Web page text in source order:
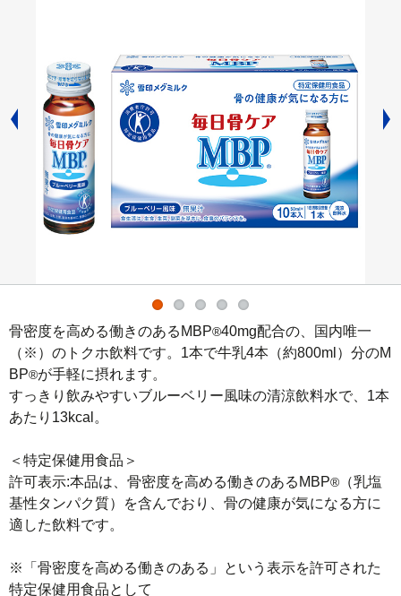
骨密度を高める働きのあるMBP®40mg配合の、国内唯一
（※）のトクホ飲料です。1本で牛乳4本（約800ml）分のM
BP®が手軽に摂れます。
すっきり飲みやすいブルーベリー風味の清涼飲料水で、1本
あたり13kcal。
＜特定保健用食品＞
許可表示:本品は、骨密度を高める働きのあるMBP® （乳塩
基性タンパク質）を含んでおり、骨の健康が気になる方に
適した飲料です。
※「骨密度を高める働きのある」という表示を許可された
特定保健用食品として